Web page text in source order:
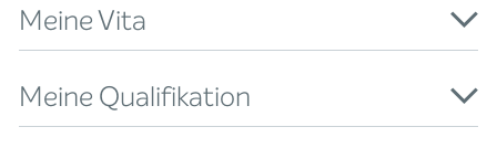
Meine Vita
Meine Qualifikation